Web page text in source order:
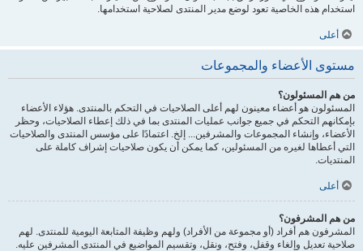
استخدام هذه الخاصية تعود لوضع مدير المنتدى لصلاحية استخدامها.
أعلى
مستوى الأعضاء والمجموعات
من هم المسئولون؟
المسئولون هو أعضاء معينون لهم أعلى الصلاحيات في التحكم بالمنتدى. هؤلاء الأعضاء
بإمكانهم التحكم في جميع جوانب عمليات المنتدى بما في ذلك إعطاء الصلاحيات، وحظر
الأعضاء، وإنشاء المجموعات والمشرفين... إلخ. اعتمادًا على مؤسس المنتدى والصلاحيات
التي أعطاها لغيره من المسئولين، كما يمكن أن يكون صلاحيات إشراف كاملة على
المنتديات.
أعلى
من هم المشرفون؟
المشرفون هم أفراد (أو مجموعة من الأفراد) ولهم وظيفة المتابعة اليومية للمنتدى. لهم
صلاحية تعديل وإلغاء وقفل، وفتح، ونقل، وتقسيم المواضيع في المنتدى المشرفين عليه.